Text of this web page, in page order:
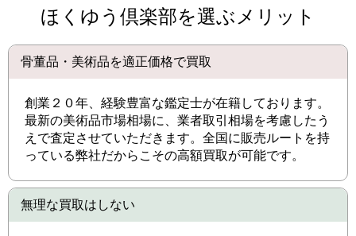
ほくゆう倶楽部を選ぶメリット
骨董品・美術品を適正価格で買取
創業２０年、経験豊富な鑑定士が在籍しております。
最新の美術品市場相場に、業者取引相場を考慮したう
えで査定させていただきます。全国に販売ルートを持
っている弊社だからこその高額買取が可能です。
無理な買取はしない